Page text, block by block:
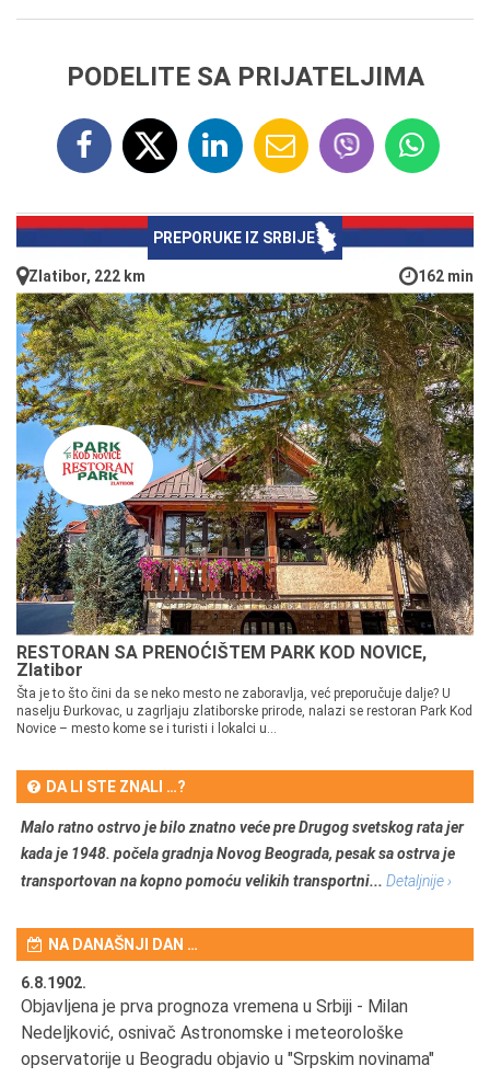
PODELITE SA PRIJATELJIMA
PREPORUKE IZ SRBIJE
Zlatibor, 222 km 162 min
RESTORAN SA PRENOĆIŠTEM PARK KOD NOVICE,
Zlatibor
Šta je to što čini da se neko mesto ne zaboravlja, već preporučuje dalje? U
naselju Đurkovac, u zagrljaju zlatiborske prirode, nalazi se restoran Park Kod
Novice – mesto kome se i turisti i lokalci u...
DA LI STE ZNALI …?
Malo ratno ostrvo je bilo znatno veće pre Drugog svetskog rata jer
kada je 1948. počela gradnja Novog Beograda, pesak sa ostrva je
transportovan na kopno pomoću velikih transportni... Detaljnije ›
NA DANAŠNJI DAN …
6.8.1902.
Objavljena je prva prognoza vremena u Srbiji - Milan
Nedeljković, osnivač Astronomske i meteorološke
opservatorije u Beogradu objavio u "Srpskim novinama"